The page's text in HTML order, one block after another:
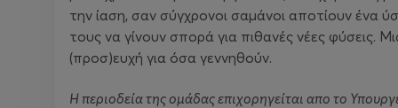
την ίαση, σαν σύγχρονοι σαμάνοι αποτίουν ένα
τους να γίνουν σπορά για πιθανές νέες φύσεις.
(προσ)ευχή για όσα γεννηθούν.
Η περιοδεία της ομάδας επιχορηγείται απο το